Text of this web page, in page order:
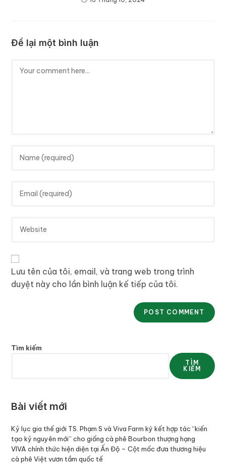
Để lại một bình luận
Lưu tên của tôi, email, và trang web trong trình
duyệt này cho lần bình luận kế tiếp của tôi.
Tìm kiếm
TÌM
KIẾM
Bài viết mới
Kỷ lục gia thế giới TS. Phạm S và Viva Farm ký kết hợp tác “kiến
tạo kỷ nguyên mới” cho giống cà phê Bourbon thượng hạng
VIVA chính thức hiện diện tại Ấn Độ – Cột mốc đưa thương hiệu
cà phê Việt vươn tầm quốc tế